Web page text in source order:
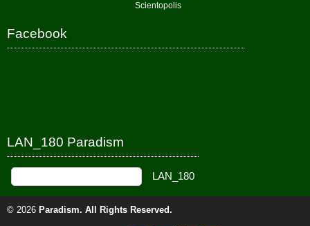
Scientopolis
Facebook
LAN_180 Paradism
© 2026 Paradism. All Rights Reserved.